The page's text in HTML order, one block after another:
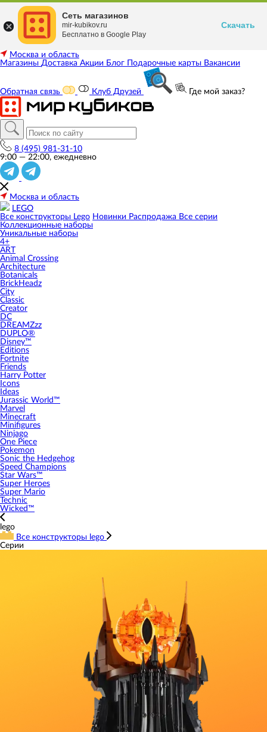
Москва и область
Магазины Доставка Акции Блог Подарочные карты Вакансии
Обратная связь Клуб Друзей Где мой заказ?
8 (495) 981-31-10
9:00 — 22:00, ежедневно
Москва и область
LEGO
Все конструкторы Lego Новинки Распродажа Все серии
Коллекционные наборы
Уникальные наборы
4+
ART
Animal Crossing
Architecture
Botanicals
BrickHeadz
City
Classic
Creator
DC
DREAMZzz
DUPLO®
Disney™
Editions
Fortnite
Friends
Harry Potter
Icons
Ideas
Jurassic World™
Marvel
Minecraft
Minifigures
Ninjago
One Piece
Pokemon
Sonic the Hedgehog
Speed Champions
Star Wars™
Super Heroes
Super Mario
Technic
Wicked™
lego
Все конструкторы lego
Серии
Сеть магазинов
mir-kubikov.ru
Бесплатно в Google Play
Скачать